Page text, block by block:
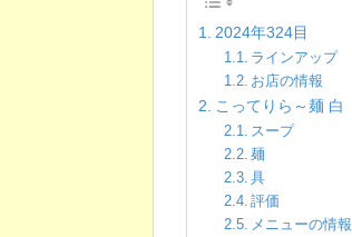
2024年324目
ラインアップ
お店の情報
こってりら～麺 白
スープ
麺
具
評価
メニューの情報